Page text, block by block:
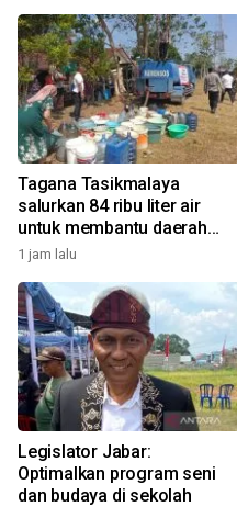
Tagana Tasikmalaya
salurkan 84 ribu liter air
untuk membantu daerah
yang alami kekeringan
1 jam lalu
Legislator Jabar:
Optimalkan program seni
dan budaya di sekolah